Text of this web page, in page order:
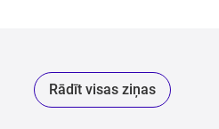
Rādīt visas ziņas